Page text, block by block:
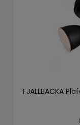
FJALLBACKA